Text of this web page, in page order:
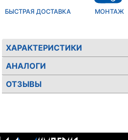
БЫСТРАЯ ДОСТАВКА МОНТАЖ
ХАРАКТЕРИСТИКИ
АНАЛОГИ
ОТЗЫВЫ